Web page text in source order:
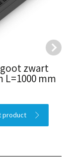
zwart
L=1000 mm
product